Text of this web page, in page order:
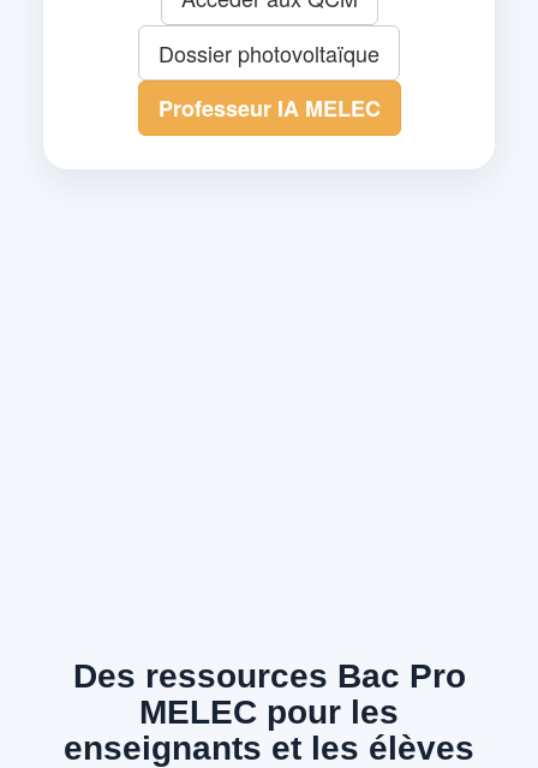
Dossier photovoltaïque
Professeur IA MELEC
Des ressources Bac Pro
MELEC pour les
enseignants et les élèves